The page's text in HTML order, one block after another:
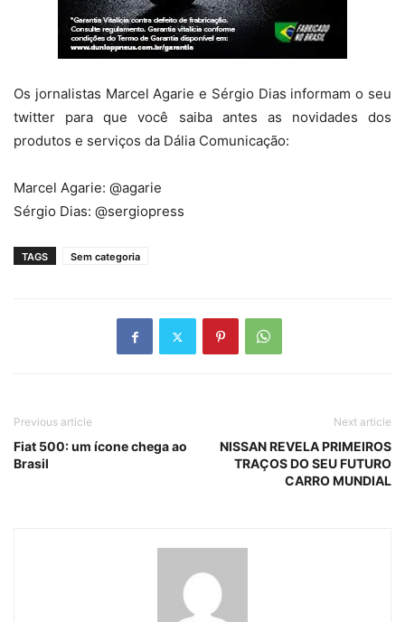
Os jornalistas Marcel Agarie e Sérgio Dias informam o seu
twitter para que você saiba antes as novidades dos
produtos e serviços da Dália Comunicação:
Marcel Agarie: @agarie
Sérgio Dias: @sergiopress
TAGS Sem categoria
Previous article
Fiat 500: um ícone chega ao
Brasil
Next article
NISSAN REVELA PRIMEIROS
TRAÇOS DO SEU FUTURO
CARRO MUNDIAL